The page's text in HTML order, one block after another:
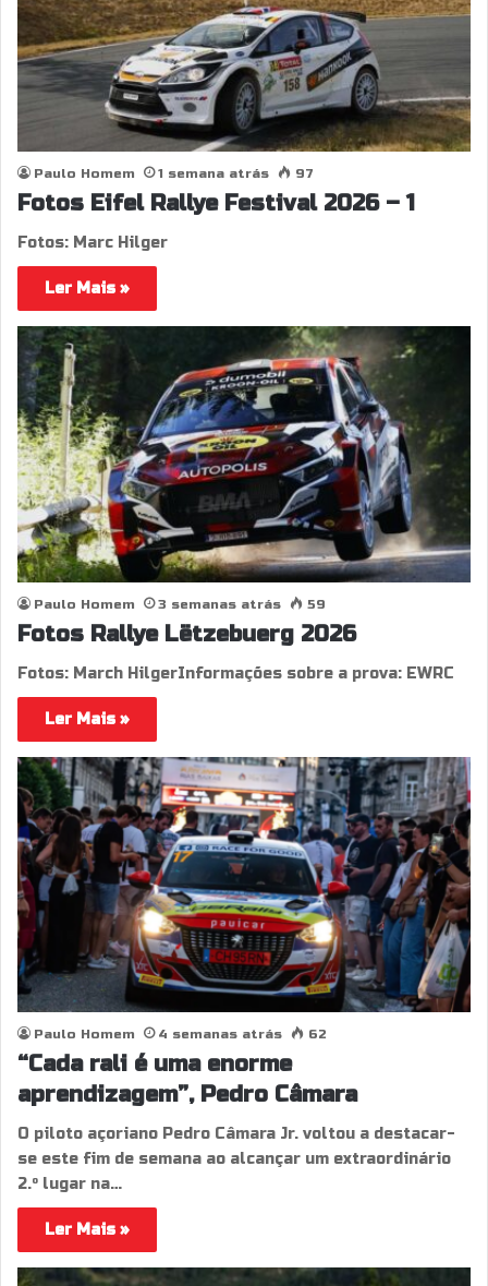
Paulo Homem 1 semana atrás 97
Fotos Eifel Rallye Festival 2026 – 1
Fotos: Marc Hilger
Ler Mais »
Paulo Homem 3 semanas atrás 59
Fotos Rallye Lëtzebuerg 2026
Fotos: March HilgerInformações sobre a prova: EWRC
Ler Mais »
Paulo Homem 4 semanas atrás 62
“Cada rali é uma enorme
aprendizagem”, Pedro Câmara
O piloto açoriano Pedro Câmara Jr. voltou a destacar-
se este fim de semana ao alcançar um extraordinário
2.º lugar na…
Ler Mais »